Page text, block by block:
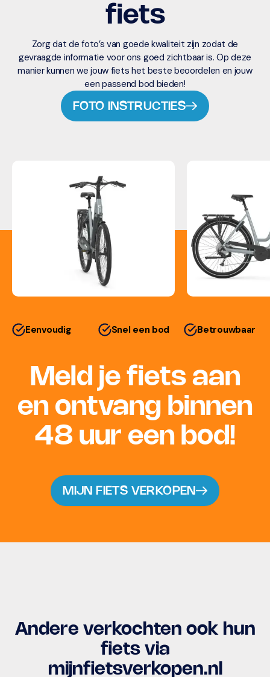
fiets
Zorg dat de foto’s van goede kwaliteit zijn zodat de
gevraagde informatie voor ons goed zichtbaar is. Op deze
manier kunnen we jouw fiets het beste beoordelen en jouw
een passend bod bieden!
FOTO INSTRUCTIES
Eenvoudig Snel een bod Betrouwbaar
Meld je fiets aan
en ontvang binnen
48 uur een bod!
MIJN FIETS VERKOPEN
Andere verkochten ook hun
fiets via
mijnfietsverkopen.nl